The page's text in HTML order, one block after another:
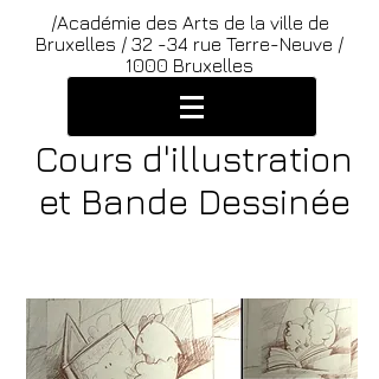
/Académie des Arts de la ville de
Bruxelles / 32 -34 rue Terre-Neuve /
1000 Bruxelles
Cours d'illustration
et Bande Dessinée